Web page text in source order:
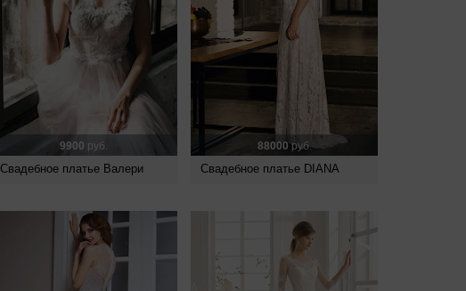
9900 руб.
Свадебное платье Валери
88000руб.
Свадебное платье DIANA